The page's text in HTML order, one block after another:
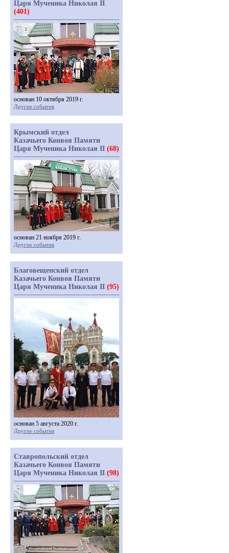
Царя Мученика Николая II
(401)
основан 10 октября 2019 г.
Другие события
Крымский отдел
Казачьего Конвоя Памяти
Царя Мученика Николая II (68)
основан 21 ноября 2019 г.
Другие события
Благовещенский отдел
Казачьего Конвоя Памяти
Царя Мученика Николая II (95)
основан 5 августа 2020 г.
Другие события
Ставропольский отдел
Казачьего Конвоя Памяти
Царя Мученика Николая II (98)